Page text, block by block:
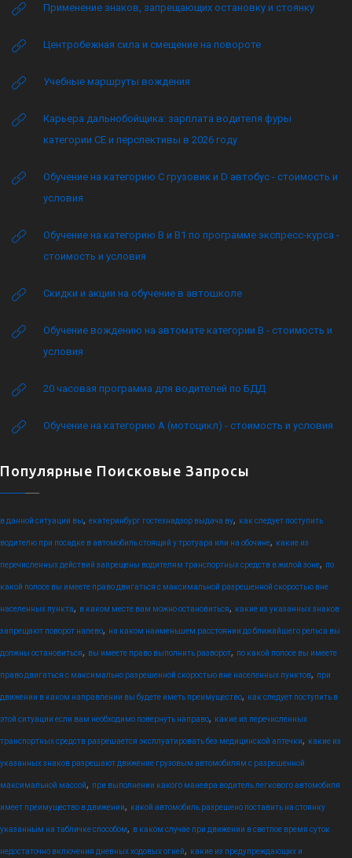
Применение знаков, запрещающих остановку и стоянку
Центробежная сила и смещение на повороте
Учебные маршруты вождения
Карьера дальнобойщика: зарплата водителя фуры
категории CE и перспективы в 2026 году
Обучение на категорию C грузовик и D автобус - стоимость и
условия
Обучение на категорию B и B1 по программе экспресс-курса -
стоимость и условия
Скидки и акции на обучение в автошколе
Обучение вождению на автомате категории B - стоимость и
условия
20 часовая программа для водителей по БДД
Обучение на категорию А (мотоцикл) - стоимость и условия
Популярные Поисковые Запросы
в данной ситуации вы, екатеринбург гостехнадзор выдача ву, как следует поступить
водителю при посадке в автомобиль стоящий у тротуара или на обочине, какие из
перечисленных действий запрещены водителям транспортных средств в жилой зоне, по
какой полосе вы имеете право двигаться с максимальной разрешенной скоростью вне
населенных пункта, в каком месте вам можно остановиться, какие из указанных знаков
запрещают поворот налево, на каком наименьшем расстоянии до ближайшего рельса вы
должны остановиться, вы имеете право выполнить разворот, по какой полосе вы имеете
право двигаться с максимально разрешенной скоростью вне населенных пунктов, при
движении в каком направлении вы будете иметь преимущество, как следует поступить в
этой ситуации если вам необходимо повернуть направо, какие из перечисленных
транспортных средств разрешается эксплуатировать без медицинской аптечки, какие из
указанных знаков разрешают движение грузовым автомобилям с разрешенной
максимальной массой, при выполнении какого маневра водитель легкового автомобиля
имеет преимущество в движении, какой автомобиль разрешено поставить на стоянку
указанным на табличке способом, в каком случае при движении в светлое время суток
недостаточно включения дневных ходовых огней, какие из предупреждающих и